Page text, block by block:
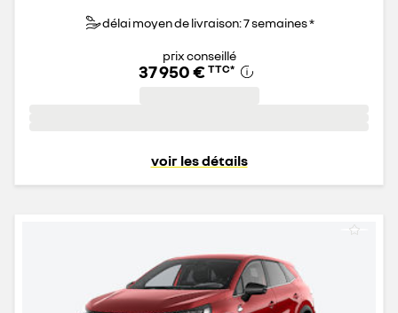
délai moyen de livraison: 7 semaines *
prix conseillé
37 950 € TTC*
voir les détails